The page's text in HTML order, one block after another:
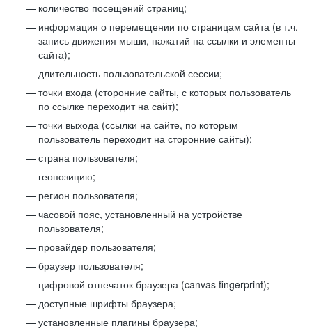
количество посещений страниц;
информация о перемещении по страницам сайта (в т.ч.
запись движения мыши, нажатий на ссылки и элементы
сайта);
длительность пользовательской сессии;
точки входа (сторонние сайты, с которых пользователь
по ссылке переходит на сайт);
точки выхода (ссылки на сайте, по которым
пользователь переходит на сторонние сайты);
страна пользователя;
геопозицию;
регион пользователя;
часовой пояс, установленный на устройстве
пользователя;
провайдер пользователя;
браузер пользователя;
цифровой отпечаток браузера (canvas fingerprint);
доступные шрифты браузера;
установленные плагины браузера;